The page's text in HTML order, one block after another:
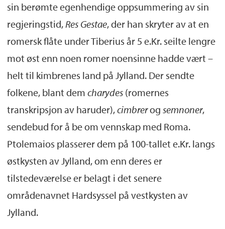
sin berømte egenhendige oppsummering av sin
regjeringstid,Res Gestae, der han skryter av at en
romersk flåte under Tiberius år 5 e.Kr. seilte lengre
mot øst enn noen romer noensinne hadde vært –
helt til kimbrenes land på Jylland. Der sendte
folkene, blant dem charydes(romernes
transkripsjon av haruder),cimbrerog semnoner,
sendebud for å be om vennskap med Roma.
Ptolemaios plasserer dem på 100-tallet e.Kr. langs
østkysten av Jylland, om enn deres er
tilstedeværelse er belagt i det senere
områdenavnet Hardsyssel på vestkysten av
Jylland.